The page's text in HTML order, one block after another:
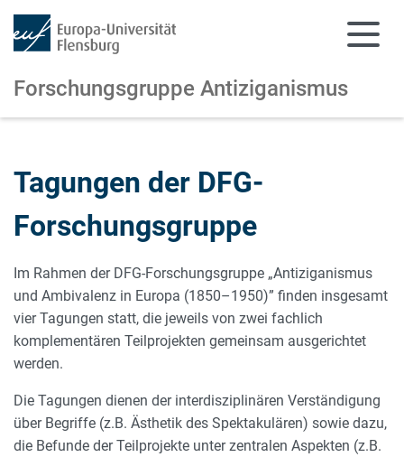
Forschungsgruppe Antiziganismus
Tagungen der DFG-
Forschungsgruppe
Im Rahmen der DFG-Forschungsgruppe „Antiziganismus
und Ambivalenz in Europa (1850–1950)” finden insgesamt
vier Tagungen statt, die jeweils von zwei fachlich
komplementären Teilprojekten gemeinsam ausgerichtet
werden.
Die Tagungen dienen der interdisziplinären Verständigung
über Begriffe (z.B. Ästhetik des Spektakulären) sowie dazu,
die Befunde der Teilprojekte unter zentralen Aspekten (z.B.